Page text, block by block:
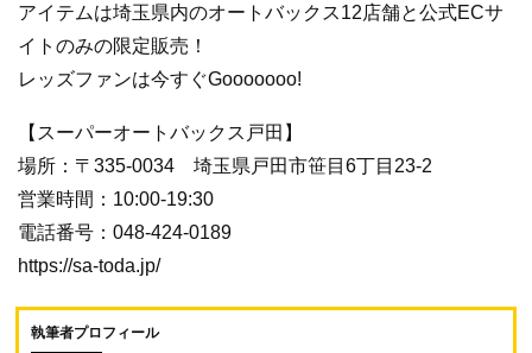
アイテムは埼玉県内のオートバックス12店舗と公式ECサ
イトのみの限定販売！
レッズファンは今すぐGooooooo!
【スーパーオートバックス戸田】
場所：〒335-0034 埼玉県戸田市笹目6丁目23-2
営業時間：10:00-19:30
電話番号：048-424-0189
https://sa-toda.jp/
執筆者プロフィール